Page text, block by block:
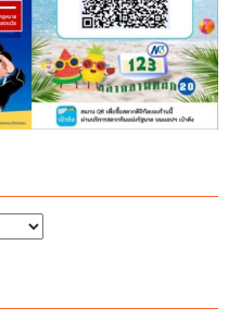
สิ่ง
แวดล้อม
ปลอดภัย
ยั่งยืน